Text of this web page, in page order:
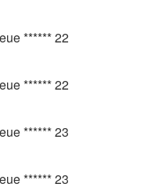
****** 22
****** 22
****** 23
****** 23